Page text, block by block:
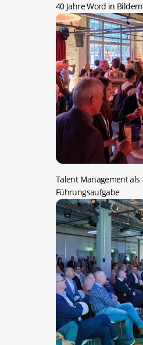
40 Jahre Word in Bildern
Talent Management als
Führungsaufgabe